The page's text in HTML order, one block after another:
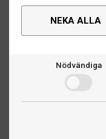
NEKA ALLA
Nödvändiga